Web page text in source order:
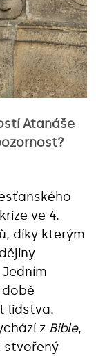
Atanáše
ve 4.
díky kterým
lidstva.
z Bible,
stvořený